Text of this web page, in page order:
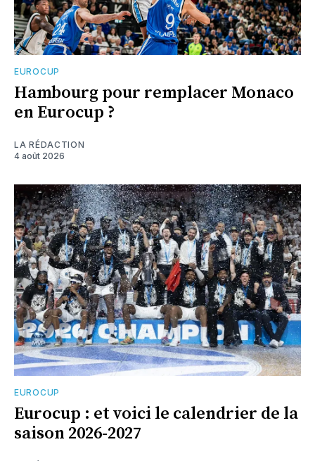
EUROCUP
Hambourg pour remplacer Monaco
en Eurocup ?
LA RÉDACTION
4 août 2026
EUROCUP
Eurocup : et voici le calendrier de la
saison 2026-2027